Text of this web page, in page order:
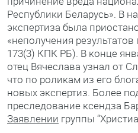
Республики Беларусь». В
экспертиза была
«неполучения результатов
173(3) КПК РБ). В конце
отец Вячеслава узнал от
что по роликам из его
новых экспертиз. Более
преследование ксендза
Заявлении группы